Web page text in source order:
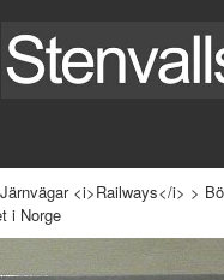
Järnvägar <i>Railways</i> >
i Norge